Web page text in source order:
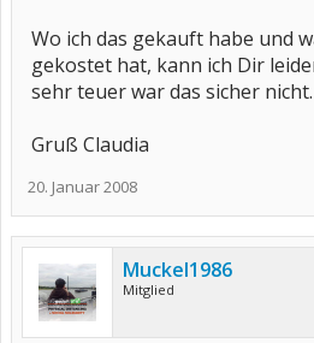
Wo ich das gekauft habe und
gekostet hat, kann ich Dir
sehr teuer war das sicher nicht.
Gruß Claudia
20. Januar 2008
Muckel1986
Mitglied